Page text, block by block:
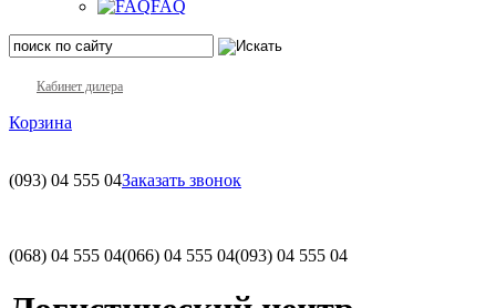
FAQ
Кабинет дилера
Корзина
(093) 04 555 04Заказать звонок
(068) 04 555 04(066) 04 555 04(093) 04 555 04